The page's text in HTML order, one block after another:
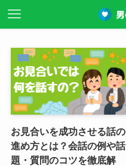
お見合いを成功させる話の
進め方とは？会話の例や話
題・質問のコツを徹底解